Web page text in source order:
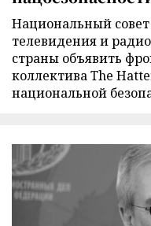
Национальный
телевидения и
страны объявить
коллектива The
национальной